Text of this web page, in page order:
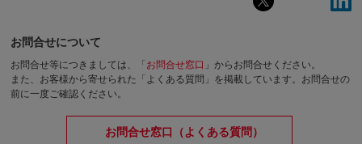
お問合せについて
お問合せ等につきましては、「 お問合せ窓口 」からお問合せください。
また、お客様から寄せられた「よくある質問」を掲載しています。お問合せの
前に一度ご確認ください。
お問合せ窓口（よくある質問）